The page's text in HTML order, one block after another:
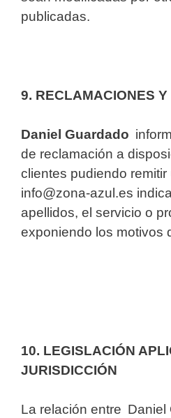
publicadas.
9. RECLAMACIONES Y
Daniel Guardado
de reclamación a
clientes pudiendo remitir
info@zona-azul.es
apellidos, el servicio o
exponiendo los motivos
10. LEGISLACIÓN
JURISDICCIÓN
La relación entre Daniel